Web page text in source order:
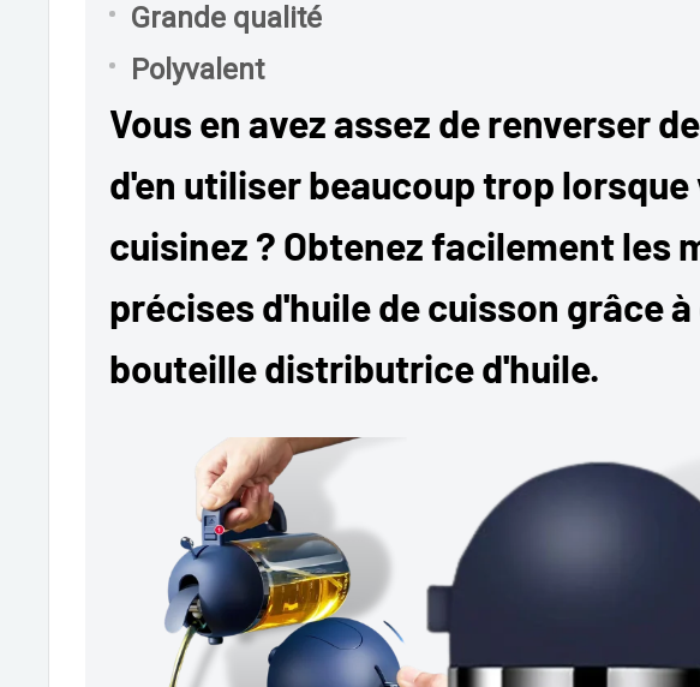
Grande qualité
Polyvalent
Vous en avez assez de renverser
d'en utiliser beaucoup trop lorsque
cuisinez ? Obtenez facilement les
précises d'huile de cuisson grâce
bouteille distributrice d'huile.